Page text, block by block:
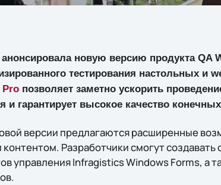
новую версию продукта QA
тестирования настольных и
Proпозволяет заметно ускорить
и гарантирует высокое качество
версии предлагаются расширенные
Разработчики смогут создавать
управления Infragistics Windows Forms, а